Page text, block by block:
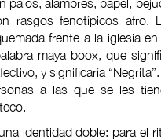
palos, alambres, papel,
rasgos fenotípicos afro.
frente a la iglesia
maya boox, que
y significaría
a las que se les
identidad doble: para el